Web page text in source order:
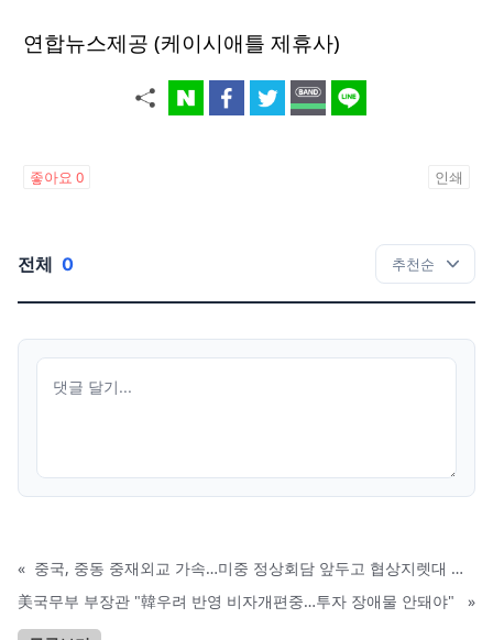
연합뉴스제공 (케이시애틀 제휴사)
좋아요 0 인쇄
전체 0
«
중국, 중동 중재외교 가속…미중 정상회담 앞두고 협상지렛대 강화
美국무부 부장관 "韓우려 반영 비자개편중…투자 장애물 안돼야"
»